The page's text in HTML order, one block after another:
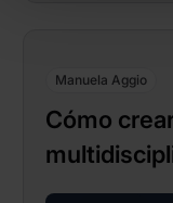
Manuela Aggio
Cómo